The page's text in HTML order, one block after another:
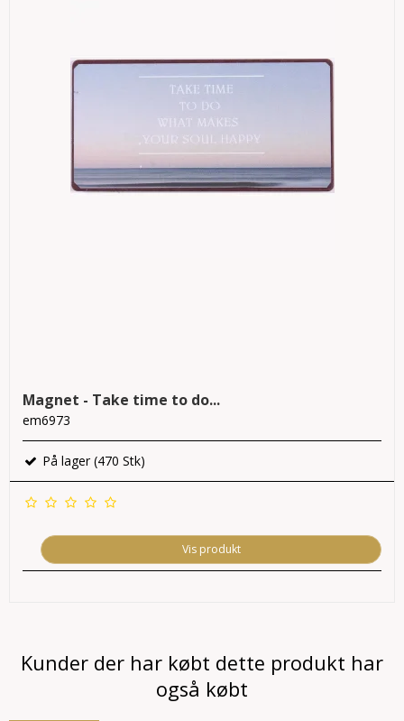
Magnet - Take time to do...
em6973
På lager (470 Stk)
Vis produkt
Kunder der har købt dette produkt har
også købt